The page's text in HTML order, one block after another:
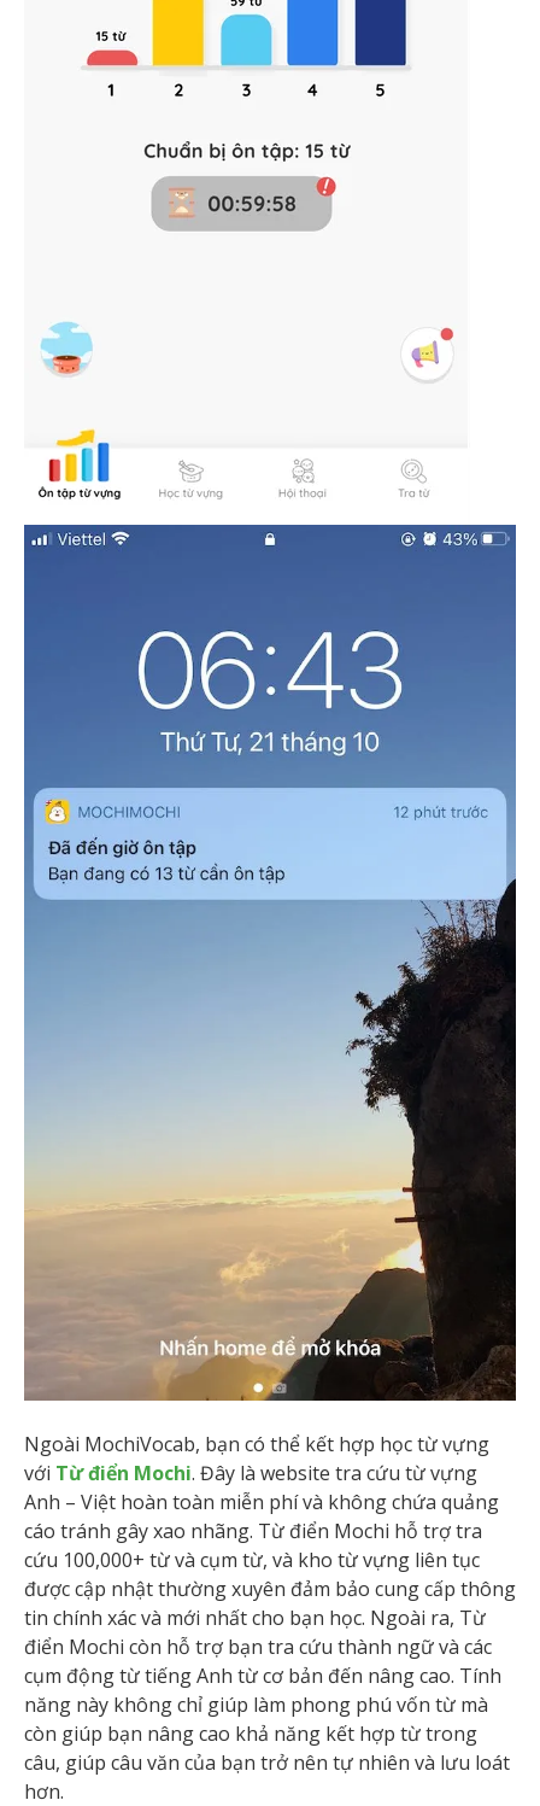
Ngoài MochiVocab, bạn có thể kết hợp học từ vựng
với Từ điển Mochi. Đây là website tra cứu từ vựng
Anh – Việt hoàn toàn miễn phí và không chứa quảng
cáo tránh gây xao nhãng. Từ điển Mochi hỗ trợ tra
cứu 100,000+ từ và cụm từ, và kho từ vựng liên tục
được cập nhật thường xuyên đảm bảo cung cấp thông
tin chính xác và mới nhất cho bạn học. Ngoài ra, Từ
điển Mochi còn hỗ trợ bạn tra cứu thành ngữ và các
cụm động từ tiếng Anh từ cơ bản đến nâng cao. Tính
năng này không chỉ giúp làm phong phú vốn từ mà
còn giúp bạn nâng cao khả năng kết hợp từ trong
câu, giúp câu văn của bạn trở nên tự nhiên và lưu loát
hơn.